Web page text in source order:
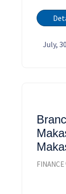
July,
FINANCE